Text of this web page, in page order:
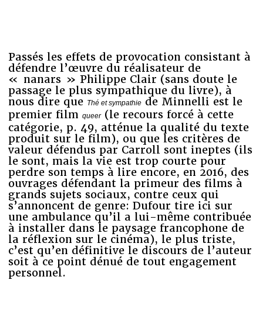
Passés les effets de provocation consistant à
défendre l’œuvre du réalisateur de
« nanars » Philippe Clair (sans doute le
passage le plus sympathique du livre), à
nous dire que Thé et sympathiede Minnelli est le
premier film queer(le recours forcé à cette
catégorie, p. 49, atténue la qualité du texte
produit sur le film), ou que les critères de
valeur défendus par Carroll sont ineptes (ils
le sont, mais la vie est trop courte pour
perdre son temps à lire encore, en 2016, des
ouvrages défendant la primeur des films à
grands sujets sociaux, contre ceux qui
s’annoncent de genre: Dufour tire ici sur
une ambulance qu’il a lui-même contribuée
à installer dans le paysage francophone de
la réflexion sur le cinéma), le plus triste,
c’est qu’en définitive le discours de l’auteur
soit à ce point dénué de tout engagement
personnel.